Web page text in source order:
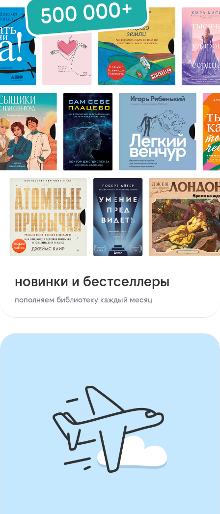
новинки и бестселлеры
пополняем библиотеку каждый месяц